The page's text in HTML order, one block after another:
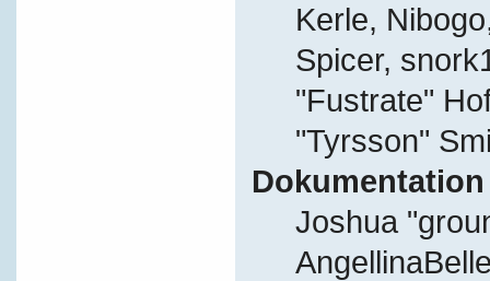
Kerle,
Spicer,
"Fustrate"
"Tyrsson"
Dokumentation
Joshua